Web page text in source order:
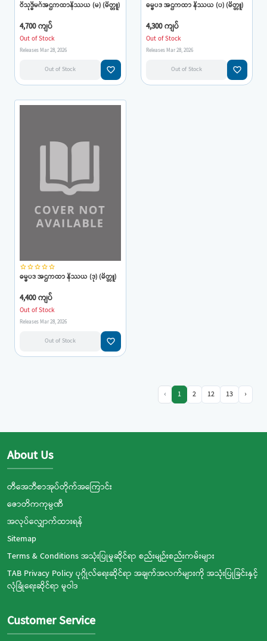
ဝိသုဒ္ဓိမဂ်အဌကထာနိဿယ (မ) (မိတ္တူ)
4,700 ကျပ်
Out of Stock
Releases Mar 28, 2026
Out of Stock favorite_border
ဓမ္မပဒ အဌကထာ နိဿယ (ပ) (မိတ္တူ)
4,300 ကျပ်
Out of Stock
Releases Mar 28, 2026
Out of Stock favorite_border
star_borderstar_borderstar_borderstar_borderstar_border
ဓမ္မပဒ အဌကထာ နိဿယ (ဒု) (မိတ္တူ)
4,400 ကျပ်
Out of Stock
Releases Mar 28, 2026
Out of Stock favorite_border
‹ 1 2 12 13 ›
About Us
တီအေဘီစာအုပ်တိုက်အကြောင်း
ဇောတိကကုမ္ပဏီ
အလုပ်လျှောက်ထားရန်
Sitemap
Terms & Conditions အသုံးပြုမှုဆိုင်ရာ စည်းမျဉ်းစည်းကမ်းများ
TAB Privacy Policy ပုဂ္ဂိုလ်ရေးဆိုင်ရာ အချက်အလက်များကို အသုံးပြုခြင်းနှင့်
လုံခြုံရေးဆိုင်ရာ မူဝါဒ
Customer Service